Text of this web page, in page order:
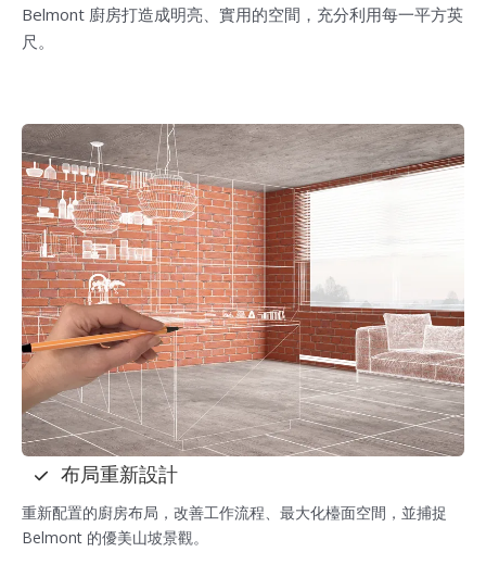
Belmont 廚房打造成明亮、實用的空間，充分利用每一平方英
尺。
布局重新設計
重新配置的廚房布局，改善工作流程、最大化檯面空間，並捕捉
Belmont 的優美山坡景觀。